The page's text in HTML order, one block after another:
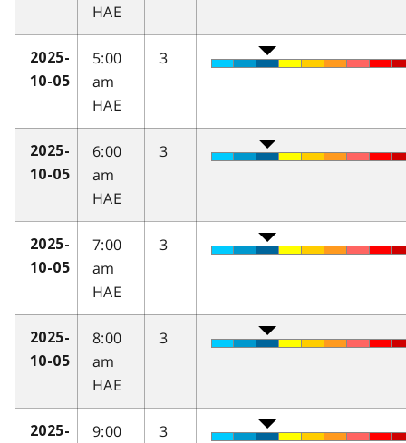
HAE
2025-
10-05
5:00
am
HAE
3
2025-
10-05
6:00
am
HAE
3
2025-
10-05
7:00
am
HAE
3
2025-
10-05
8:00
am
HAE
3
2025-
9:00
3